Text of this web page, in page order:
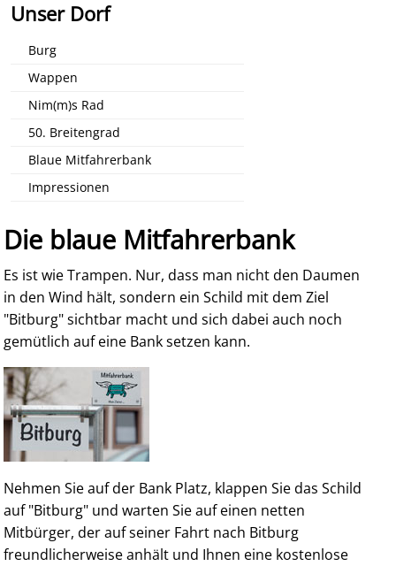
Unser Dorf
Burg
Wappen
Nim(m)s Rad
50. Breitengrad
Blaue Mitfahrerbank
Impressionen
Die blaue Mitfahrerbank
Es ist wie Trampen. Nur, dass man nicht den Daumen
in den Wind hält, sondern ein Schild mit dem Ziel
"Bitburg" sichtbar macht und sich dabei auch noch
gemütlich auf eine Bank setzen kann.
Nehmen Sie auf der Bank Platz, klappen Sie das Schild
auf "Bitburg" und warten Sie auf einen netten
Mitbürger, der auf seiner Fahrt nach Bitburg
freundlicherweise anhält und Ihnen eine kostenlose